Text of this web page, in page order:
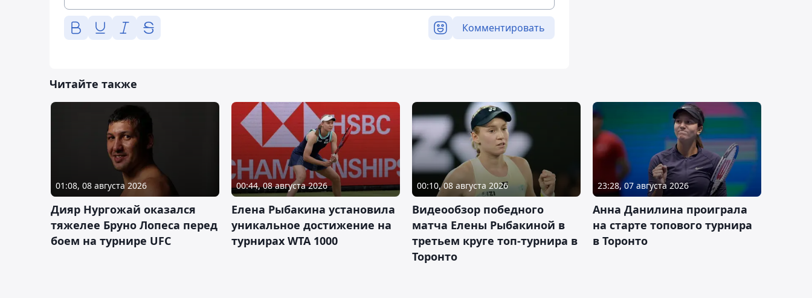
Комментировать
Читайте также
01:08, 08 августа 2026
Дияр Нургожай оказался
тяжелее Бруно Лопеса перед
боем на турнире UFC
00:44, 08 августа 2026
Елена Рыбакина установила
уникальное достижение на
турнирах WTA 1000
00:10, 08 августа 2026
Видеообзор победного
матча Елены Рыбакиной в
третьем круге топ-турнира в
Торонто
23:28, 07 августа 2026
Анна Данилина проиграла
на старте топового турнира
в Торонто